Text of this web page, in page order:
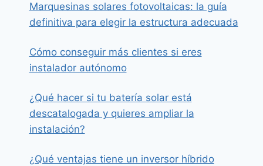
Marquesinas solares fotovoltaicas: la guía
definitiva para elegir la estructura adecuada
Cómo conseguir más clientes si eres
instalador autónomo
¿Qué hacer si tu batería solar está
descatalogada y quieres ampliar la
instalación?
¿Qué ventajas tiene un inversor híbrido